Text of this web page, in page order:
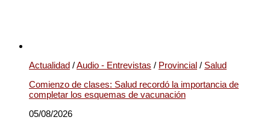
Actualidad /Audio - Entrevistas / Provincial / Salud
Comienzo de clases: Salud recordó la importancia de
completar los esquemas de vacunación
05/08/2026